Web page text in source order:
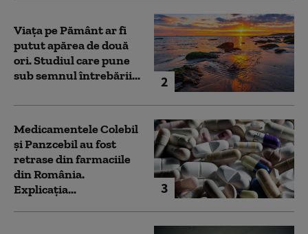
2
Viața pe Pământ ar fi
putut apărea de două
ori. Studiul care pune
sub semnul întrebării...
3
Medicamentele Colebil
și Panzcebil au fost
retrase din farmaciile
din România.
Explicația...